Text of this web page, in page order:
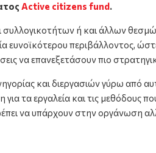
Active citizens fund.
συλλογικοτήτων ή και άλλων
περιβάλλοντος,
να επανεξετάσουν πιο
και διεργασιών γύρω από
τα εργαλεία και τις μεθόδους
να υπάρχουν στην οργάνωση